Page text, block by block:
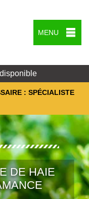
MENU
: SPÉCIALISTE
DE HAIE